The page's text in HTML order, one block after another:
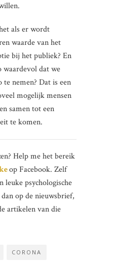
als er wordt
waarde van het
bij het publiek? En
waardevol dat we
nemen? Dat is een
mogelijk mensen
samen tot een
te komen.
Help me het bereik
op Facebook. Zelf
leuke psychologische
op de nieuwsbrief,
artikelen van die
CORONA